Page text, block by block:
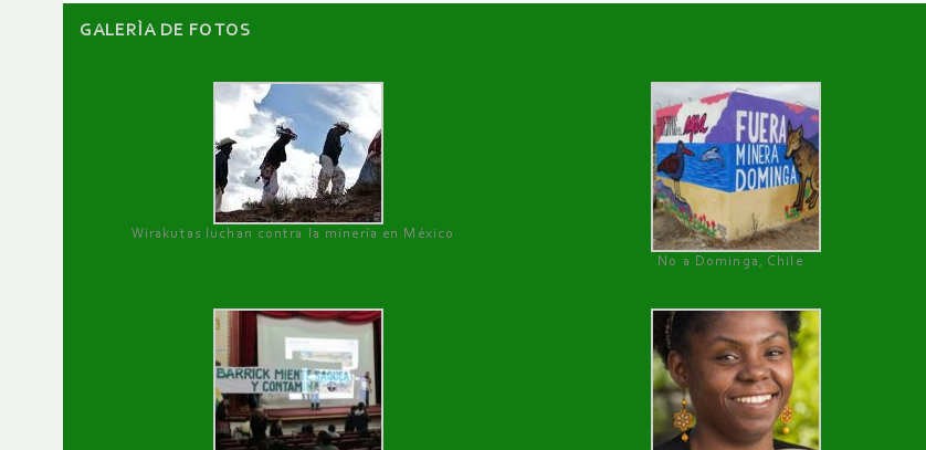
GALERÌA DE FOTOS
Wirakutas luchan contra la minería en México
No a Dominga, Chile